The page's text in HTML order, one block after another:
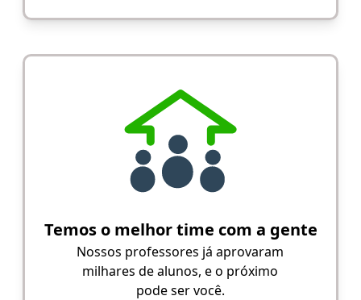
Temos o melhor time com a gente
Nossos professores já aprovaram
milhares de alunos, e o próximo
pode ser você.